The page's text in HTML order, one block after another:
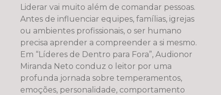
Liderar vai muito além de comandar pessoas.
Antes de influenciar equipes, famílias, igrejas
ou ambientes profissionais, o ser humano
precisa aprender a compreender a si mesmo.
Em “Líderes de Dentro para Fora”, Audionor
Miranda Neto conduz o leitor por uma
profunda jornada sobre temperamentos,
emoções, personalidade, comportamento